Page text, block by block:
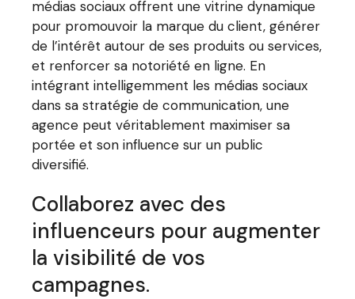
médias sociaux offrent une vitrine dynamique
pour promouvoir la marque du client, générer
de l’intérêt autour de ses produits ou services,
et renforcer sa notoriété en ligne. En
intégrant intelligemment les médias sociaux
dans sa stratégie de communication, une
agence peut véritablement maximiser sa
portée et son influence sur un public
diversifié.
Collaborez avec des
influenceurs pour augmenter
la visibilité de vos
campagnes.